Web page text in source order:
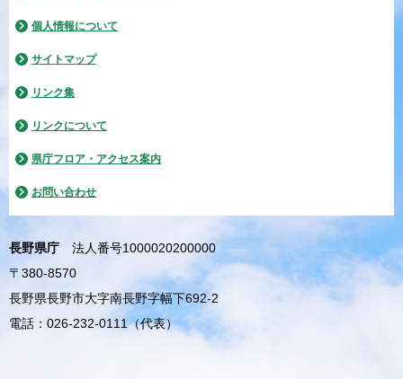
個人情報について
サイトマップ
リンク集
リンクについて
県庁フロア・アクセス案内
お問い合わせ
長野県庁
法人番号1000020200000
〒380-8570
長野県長野市大字南長野字幅下692-2
電話：026-232-0111（代表）